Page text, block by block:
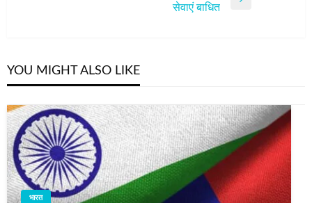
सेवाएं बाधित
YOU MIGHT ALSO LIKE
भारत